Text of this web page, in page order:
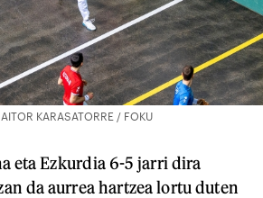
KARASATORRE / FOKU
eta Ezkurdia 6-5 jarri dira
da aurrea hartzea lortu duten